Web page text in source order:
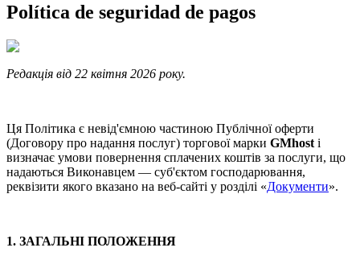
Política de seguridad de pagos
Редакція від 22 квітня 2026 року.
Ця Політика є невід'ємною частиною Публічної оферти
(Договору про надання послуг) торгової марки GMhost і
визначає умови повернення сплачених коштів за послуги, що
надаються Виконавцем — суб'єктом господарювання,
реквізити якого вказано на веб-сайті у розділі «Документи».
1. ЗАГАЛЬНІ ПОЛОЖЕННЯ